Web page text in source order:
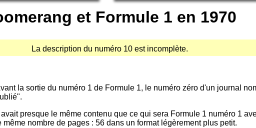
et Formule 1 en 1970
La description du numéro 10 est incomplète.
la sortie du numéro 1 de Formule 1, le numéro zéro d'un journal
avait presque le même contenu que ce qui sera Formule 1 numéro 1
même nombre de pages : 56 dans un format légèrement plus petit.